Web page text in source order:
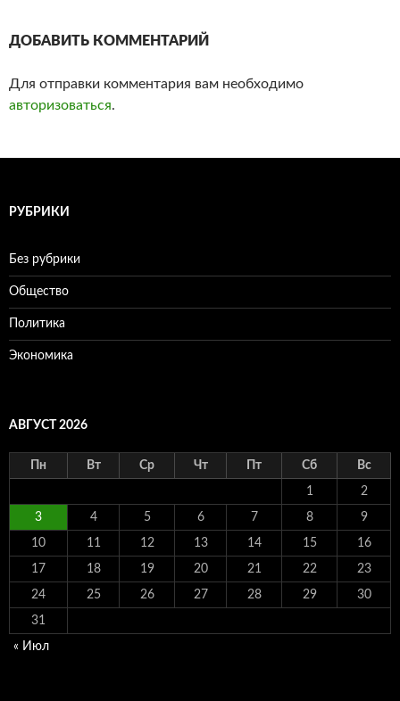
ДОБАВИТЬ КОММЕНТАРИЙ
Для отправки комментария вам необходимо
авторизоваться.
РУБРИКИ
Без рубрики
Общество
Политика
Экономика
АВГУСТ 2026
Пн Вт Ср Чт Пт Сб Вс
1 2
3 4 5 6 7 8 9
10 11 12 13 14 15 16
17 18 19 20 21 22 23
24 25 26 27 28 29 30
31
« Июл